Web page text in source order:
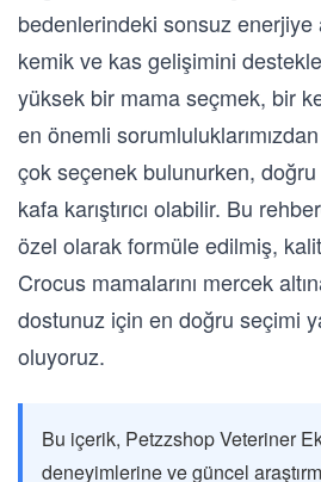
bedenlerindeki sonsuz
kemik ve kas gelişimini
yüksek bir mama seçmek, bir
en önemli
çok seçenek bulunurken, doğru
kafa karıştırıcı olabilir. Bu
özel olarak formüle edilmiş,
Crocus mamalarını mercek
dostunuz için en doğru seçimi
oluyoruz.
Bu içerik, Petzzshop Veteriner
deneyimlerine ve güncel